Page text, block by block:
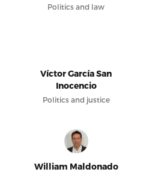
Politics and law
Víctor García San
Inocencio
Politics and justice
William Maldonado